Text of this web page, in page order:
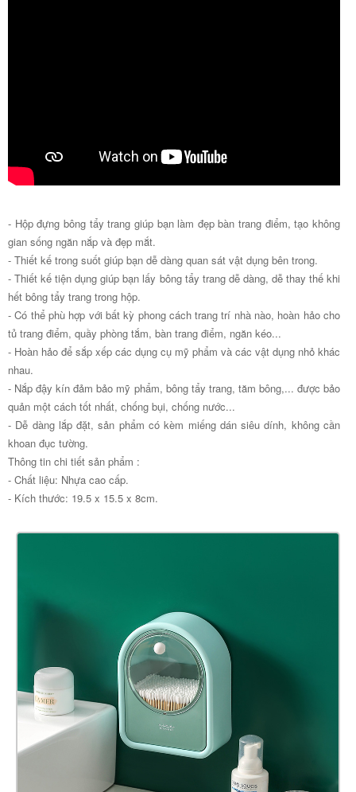
- Hộp đựng bông tẩy trang giúp bạn làm đẹp bàn trang điểm, tạo không
gian sống ngăn nắp và đẹp mắt.
- Thiết kế trong suốt giúp bạn dễ dàng quan sát vật dụng bên trong.
- Thiết kế tiện dụng giúp bạn lấy bông tẩy trang dễ dàng, dễ thay thế khi
hết bông tẩy trang trong hộp.
- Có thể phù hợp với bất kỳ phong cách trang trí nhà nào, hoàn hảo cho
tủ trang điểm, quầy phòng tắm, bàn trang điểm, ngăn kéo...
- Hoàn hảo để sắp xếp các dụng cụ mỹ phẩm và các vật dụng nhỏ khác
nhau.
- Nắp đậy kín đảm bảo mỹ phẩm, bông tẩy trang, tăm bông,... được bảo
quản một cách tốt nhất, chống bụi, chống nước...
- Dễ dàng lắp đặt, sản phẩm có kèm miếng dán siêu dính, không cần
khoan đục tường.
Thông tin chi tiết sản phẩm :
- Chất liệu: Nhựa cao cấp.
- Kích thước: 19.5 x 15.5 x 8cm.